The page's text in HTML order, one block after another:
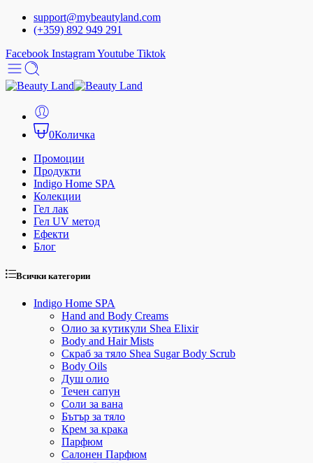
support@mybeautyland.com
(+359) 892 949 291
Facebook InstagramYoutube Tiktok
0Количка
Промоции
Продукти
Indigo Home SPA
Колекции
Гел лак
Гел UV метод
Ефекти
Блог
Всички категории
Indigo Home SPA
Hand and Body Creams
Олио за кутикули Shea Elixir
Body and Hair Mists
Скраб за тяло Shea Sugar Body Scrub
Body Oils
Душ олио
Течен сапун
Соли за вана
Бътър за тяло
Крем за крака
Парфюм
Салонен Парфюм